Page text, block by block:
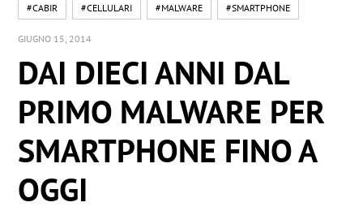
#CABIR #CELLULARI #MALWARE #SMARTPHONE
GIUGNO 15, 2014
DAI DIECI ANNI DAL
PRIMO MALWARE PER
SMARTPHONE FINO A
OGGI